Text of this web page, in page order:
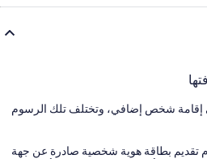
إقامة شخص إضافي، وتختلف تلك الرسوم
تقديم بطاقة هوية شخصية صادرة عن جهة